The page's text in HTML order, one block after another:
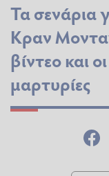
Τα σενάρια
Κραν
βίντεο και
μαρτυρίες